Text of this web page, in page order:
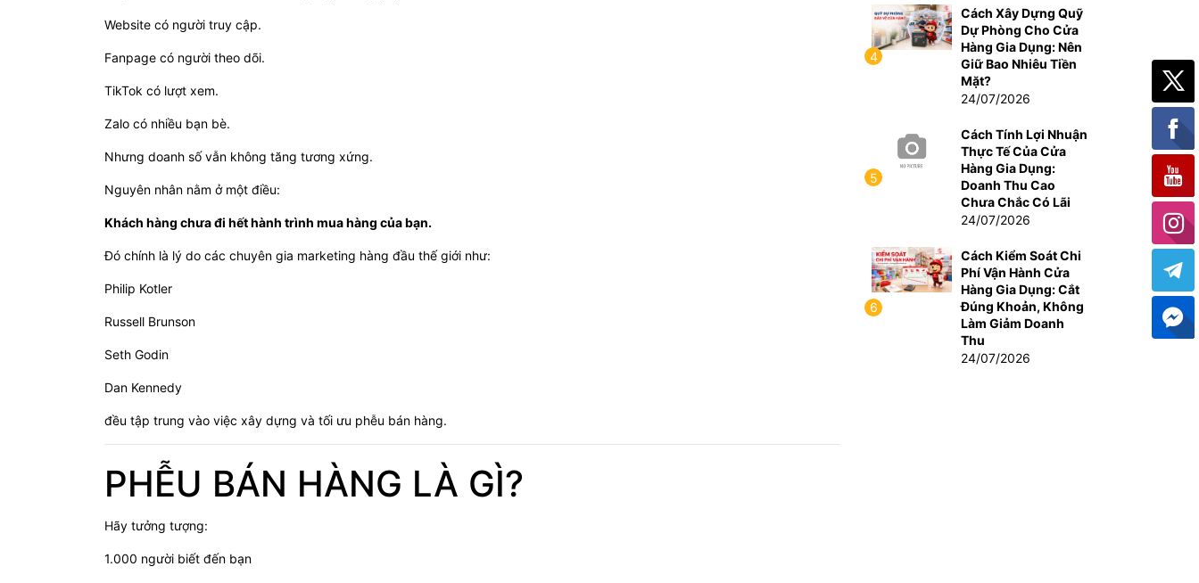
Website có người truy cập.
Fanpage có người theo dõi.
TikTok có lượt xem.
Zalo có nhiều bạn bè.
Nhưng doanh số vẫn không tăng tương xứng.
Nguyên nhân nằm ở một điều:
Khách hàng chưa đi hết hành trình mua hàng của bạn.
Đó chính là lý do các chuyên gia marketing hàng đầu thế giới như:
Philip Kotler
Russell Brunson
Seth Godin
Dan Kennedy
đều tập trung vào việc xây dựng và tối ưu phễu bán hàng.
PHỄU BÁN HÀNG LÀ GÌ?
Hãy tưởng tượng:
1.000 người biết đến bạn
4
Cách Xây Dựng Quỹ
Dự Phòng Cho Cửa
Hàng Gia Dụng: Nên
Giữ Bao Nhiêu Tiền
Mặt?
24/07/2026
5
Cách Tính Lợi Nhuận
Thực Tế Của Cửa
Hàng Gia Dụng:
Doanh Thu Cao
Chưa Chắc Có Lãi
24/07/2026
6
Cách Kiểm Soát Chi
Phí Vận Hành Cửa
Hàng Gia Dụng: Cắt
Đúng Khoản, Không
Làm Giảm Doanh
Thu
24/07/2026